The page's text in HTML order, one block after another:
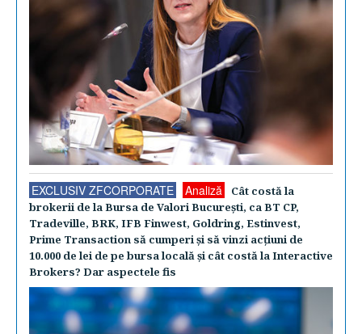
EXCLUSIV ZFCORPORATE Analiză
Cât costă la
brokerii de la Bursa de Valori Bucureşti, ca BT CP,
Tradeville, BRK, IFB Finwest, Goldring, Estinvest,
Prime Transaction să cumperi şi să vinzi acţiuni de
10.000 de lei de pe bursa locală şi cât costă la Interactive
Brokers? Dar aspectele fis